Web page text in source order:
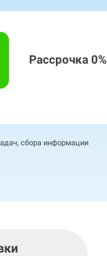
Рассрочка 0%
сбора информации